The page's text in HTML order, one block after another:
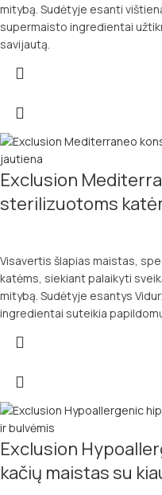
mitybą. Sudėtyje esanti
supermaisto ingredientai
savijautą.
Exclusion
sterilizuotoms
Visavertis šlapias maistas,
katėms, siekiant palaikyti
mitybą. Sudėtyje esantys
ingredientai suteikia
Exclusion
kačių maistas su